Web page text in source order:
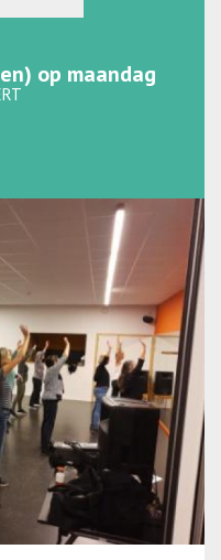
op maandag